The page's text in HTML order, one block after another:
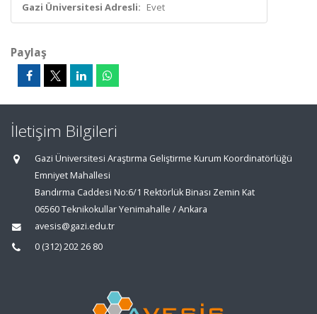
Gazi Üniversitesi Adresli: Evet
Paylaş
İletişim Bilgileri
Gazi Üniversitesi Araştırma Geliştirme Kurum Koordinatörlüğü
Emniyet Mahallesi
Bandırma Caddesi No:6/1 Rektörlük Binası Zemin Kat
06560 Teknikokullar Yenimahalle / Ankara
avesis@gazi.edu.tr
0 (312) 202 26 80